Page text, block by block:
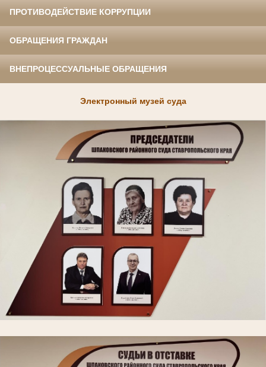
ПРОТИВОДЕЙСТВИЕ КОРРУПЦИИ
ОБРАЩЕНИЯ ГРАЖДАН
ВНЕПРОЦЕССУАЛЬНЫЕ ОБРАЩЕНИЯ
Электронный музей суда